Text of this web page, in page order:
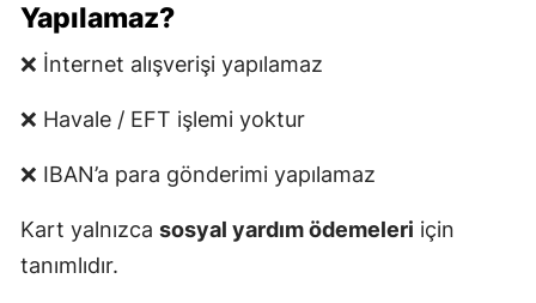
Yapılamaz?
❌ İnternet alışverişi yapılamaz
❌ Havale / EFT işlemi yoktur
❌ IBAN’a para gönderimi yapılamaz
Kart yalnızca sosyal yardım ödemeleri için
tanımlıdır.